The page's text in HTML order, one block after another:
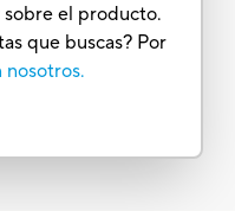
sobre el producto.
que buscas? Por